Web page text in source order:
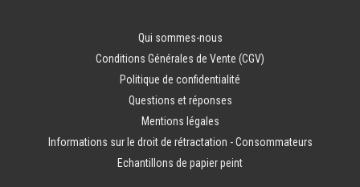
Qui sommes-nous
Conditions Générales de Vente (CGV)
Politique de confidentialité
Questions et réponses
Mentions légales
Informations sur le droit de rétractation - Consommateurs
Echantillons de papier peint